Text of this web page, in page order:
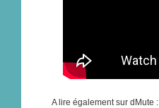
A lire également sur dMute :